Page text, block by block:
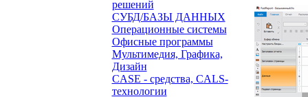
решений
СУБД/БАЗЫ ДАННЫХ
Операционные системы
Офисные программы
Мультимедия, Графика,
Дизайн
CASE - средства, CALS-
технологии